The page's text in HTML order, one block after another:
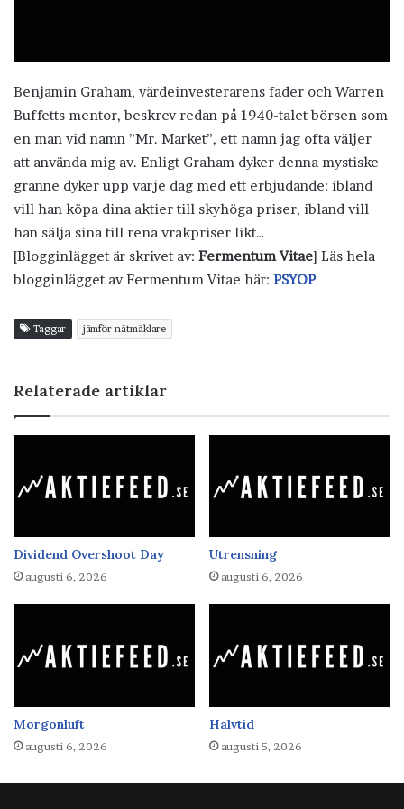
Benjamin Graham, värdeinvesterarens fader och Warren
Buffetts mentor, beskrev redan på 1940-talet börsen som
en man vid namn ”Mr. Market”, ett namn jag ofta väljer
att använda mig av. Enligt Graham dyker denna mystiske
granne dyker upp varje dag med ett erbjudande: ibland
vill han köpa dina aktier till skyhöga priser, ibland vill
han sälja sina till rena vrakpriser likt…
[Blogginlägget är skrivet av: Fermentum Vitae] Läs hela
blogginlägget av Fermentum Vitae här: PSYOP
Taggar jämför nätmäklare
Relaterade artiklar
Dividend Overshoot Day
augusti 6, 2026
Utrensning
augusti 6, 2026
Morgonluft
augusti 6, 2026
Halvtid
augusti 5, 2026